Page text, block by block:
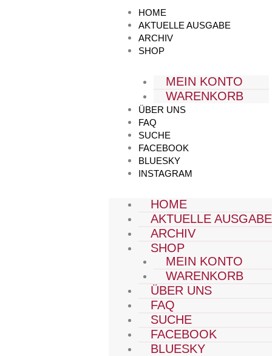
HOME
AKTUELLE AUSGABE
ARCHIV
SHOP
MEIN KONTO
WARENKORB
ÜBER UNS
FAQ
SUCHE
FACEBOOK
BLUESKY
INSTAGRAM
HOME
AKTUELLE AUSGABE
ARCHIV
SHOP
MEIN KONTO
WARENKORB
ÜBER UNS
FAQ
SUCHE
FACEBOOK
BLUESKY